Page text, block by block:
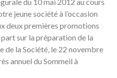
jeune société à l’occasion
deux premières promotions
sur la préparation de la
de la Société, le 22 novembre
annuel du Sommeil à